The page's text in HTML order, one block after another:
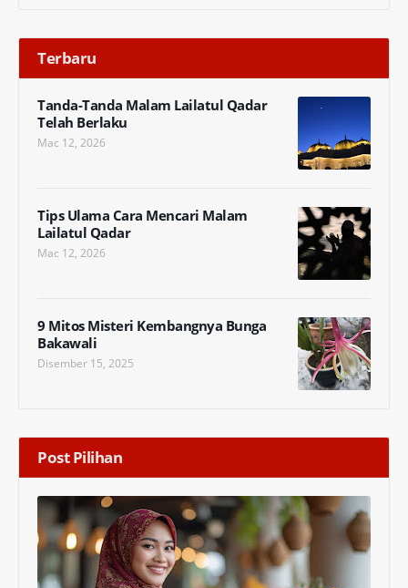
Terbaru
Tanda-Tanda Malam Lailatul Qadar
Telah Berlaku
Mac 12, 2026
Tips Ulama Cara Mencari Malam
Lailatul Qadar
Mac 12, 2026
9 Mitos Misteri Kembangnya Bunga
Bakawali
Disember 15, 2025
Post Pilihan